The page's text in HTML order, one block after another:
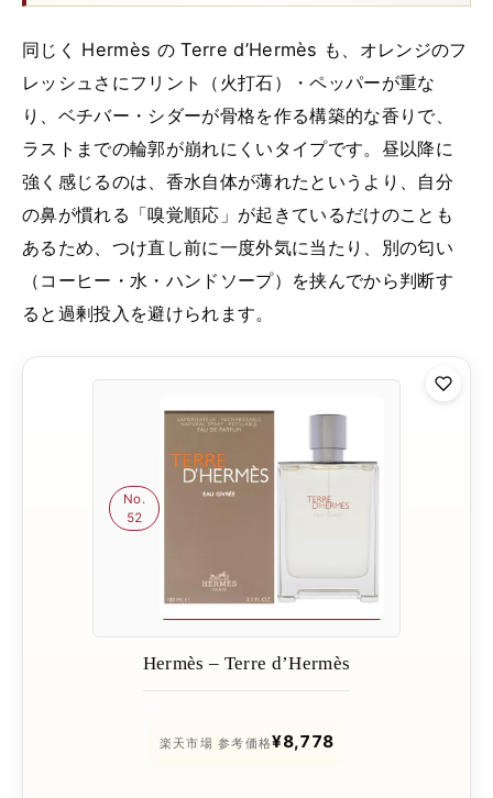
同じく Hermès の Terre d’Hermès も、オレンジのフ
レッシュさにフリント（火打石）・ペッパーが重な
り、ベチバー・シダーが骨格を作る構築的な香りで、
ラストまでの輪郭が崩れにくいタイプです。昼以降に
強く感じるのは、香水自体が薄れたというより、自分
の鼻が慣れる「嗅覚順応」が起きているだけのことも
あるため、つけ直し前に一度外気に当たり、別の匂い
（コーヒー・水・ハンドソープ）を挟んでから判断す
ると過剰投入を避けられます。
No.
52
Hermès – Terre d’Hermès
楽天市場 参考価格¥8,778